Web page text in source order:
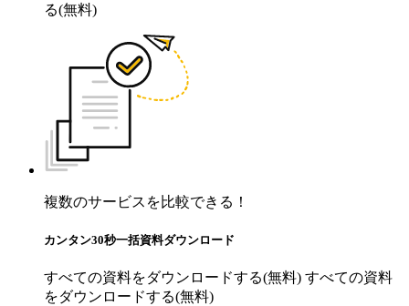
る(無料)
複数のサービスを比較できる！
カンタン30秒一括資料ダウンロード
すべての資料をダウンロードする(無料) すべての資料
をダウンロードする(無料)